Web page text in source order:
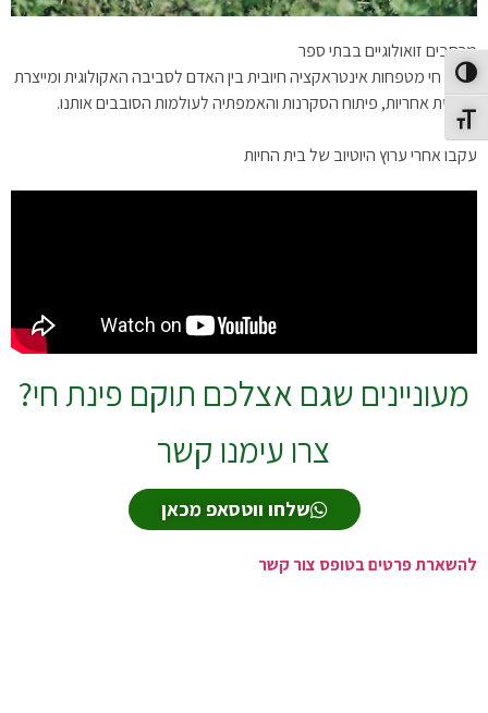
הפעל/כבה ניגודיות גבוהה
מתג גודל גופן
מרחבים זואולוגיים בבתי ספר
פינות חי מטפחות אינטראקציה חיובית בין האדם לסביבה האקולוגית ומייצרת
תחושת אחריות, פיתוח הסקרנות והאמפתיה לעולמות הסובבים אותנו.
עקבו אחרי ערוץ היוטיוב של בית החיות
מעוניינים שגם אצלכם תוקם פינת חי?
צרו עימנו קשר
שלחו ווטסאפ מכאן
להשארת פרטים בטופס צור קשר